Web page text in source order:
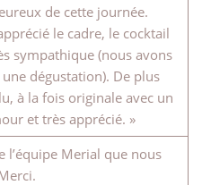
de cette journée.
le cadre, le cocktail
sympathique (nous avons
dégustation). De plus
à la fois originale avec un
et très apprécié. »
l’équipe Merial que nous